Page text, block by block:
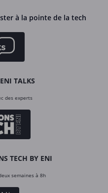
à la pointe de la tech
TALKS
des experts
TECH BY ENI
semaines à 8h